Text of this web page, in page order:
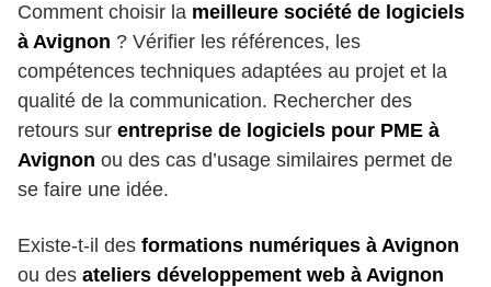
Comment choisir la meilleure société de logiciels
à Avignon ? Vérifier les références, les
compétences techniques adaptées au projet et la
qualité de la communication. Rechercher des
retours sur entreprise de logiciels pour PME à
Avignon ou des cas d’usage similaires permet de
se faire une idée.
Existe-t-il des formations numériques à Avignon
ou des ateliers développement web à Avignon